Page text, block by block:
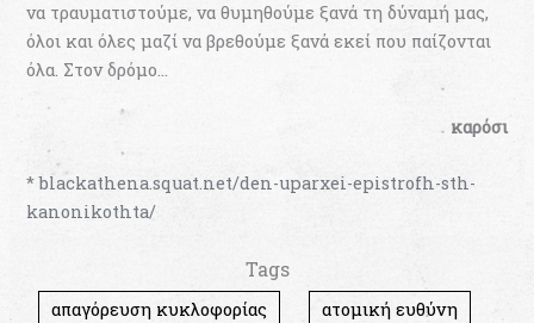
να τραυματιστούμε, να θυμηθούμε ξανά τη δύναμή μας,
όλοι και όλες μαζί να βρεθούμε ξανά εκεί που παίζονται
όλα. Στον δρόμο…
καρόσι
*blackathena.squat.net/den-uparxei-epistrofh-sth-
kanonikothta/
Tags
απαγόρευση κυκλοφορίας ατομική ευθύνη